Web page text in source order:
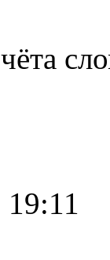
19:11